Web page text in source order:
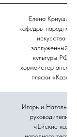
Елена
кафедры народного
искусства
заслуженный
культуры РФ,
хормейстер
пляски
Игорь и Наталья
руководители
«Ейские